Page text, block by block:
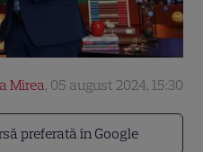
preferată în Google
Mirea, 05 august 2024, 15:30